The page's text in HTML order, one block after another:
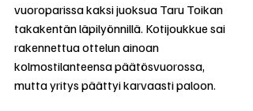
vuoroparissa kaksi juoksua Taru Toikan
takakentän läpilyönnillä. Kotijoukkue sai
rakennettua ottelun ainoan
kolmostilanteensa päätösvuorossa,
mutta yritys päättyi karvaasti paloon.